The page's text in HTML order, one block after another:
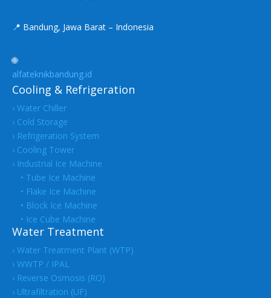
📍 Bandung, Jawa Barat – Indonesia
🌐
alfateknikbandung.id
Cooling & Refrigeration
› Water Chiller
› Cold Storage
› Refrigeration System
› Cooling Tower
› Industrial Ice Machine
• Tube Ice Machine
• Flake Ice Machine
• Block Ice Machine
• Ice Cube Machine
Water Treatment
› Water Treatment Plant (WTP)
› WWTP / IPAL
› Reverse Osmosis (RO)
› Ultrafiltration (UF)